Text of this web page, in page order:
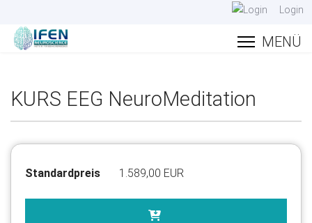
Login
KURS EEG NeuroMeditation
Standardpreis 1.589,00 EUR